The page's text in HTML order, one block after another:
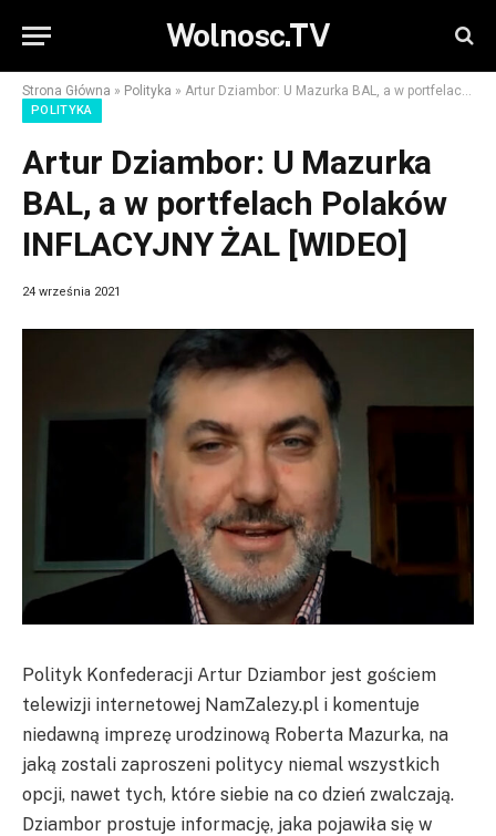
Wolnosc.TV
Strona Główna » Polityka » Artur Dziambor: U Mazurka BAL, a w portfelach Polaków INFLACYJNY ŻAL [WIDEO]
POLITYKA
Artur Dziambor: U Mazurka
BAL, a w portfelach Polaków
INFLACYJNY ŻAL [WIDEO]
24 września 2021
Polityk Konfederacji Artur Dziambor jest gościem
telewizji internetowej NamZalezy.pl i komentuje
niedawną imprezę urodzinową Roberta Mazurka, na
jaką zostali zaproszeni politycy niemal wszystkich
opcji, nawet tych, które siebie na co dzień zwalczają.
Dziambor prostuje informację, jaka pojawiła się w